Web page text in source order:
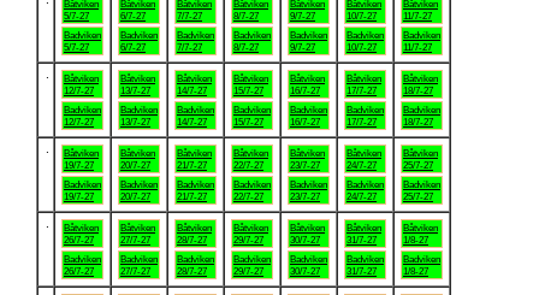
Båtviken
5/7-27
Badviken
5/7-27
Båtviken
6/7-27
Badviken
6/7-27
Båtviken
7/7-27
Badviken
7/7-27
Båtviken
8/7-27
Badviken
8/7-27
Båtviken
9/7-27
Badviken
9/7-27
Båtviken
10/7-27
Badviken
10/7-27
Båtviken
11/7-27
Badviken
11/7-27
Båtviken
12/7-27
Badviken
12/7-27
Båtviken
13/7-27
Badviken
13/7-27
Båtviken
14/7-27
Badviken
14/7-27
Båtviken
15/7-27
Badviken
15/7-27
Båtviken
16/7-27
Badviken
16/7-27
Båtviken
17/7-27
Badviken
17/7-27
Båtviken
18/7-27
Badviken
18/7-27
Båtviken
19/7-27
Badviken
19/7-27
Båtviken
20/7-27
Badviken
20/7-27
Båtviken
21/7-27
Badviken
21/7-27
Båtviken
22/7-27
Badviken
22/7-27
Båtviken
23/7-27
Badviken
23/7-27
Båtviken
24/7-27
Badviken
24/7-27
Båtviken
25/7-27
Badviken
25/7-27
Båtviken
26/7-27
Badviken
26/7-27
Båtviken
27/7-27
Badviken
27/7-27
Båtviken
28/7-27
Badviken
28/7-27
Båtviken
29/7-27
Badviken
29/7-27
Båtviken
30/7-27
Badviken
30/7-27
Båtviken
31/7-27
Badviken
31/7-27
Båtviken
1/8-27
Badviken
1/8-27